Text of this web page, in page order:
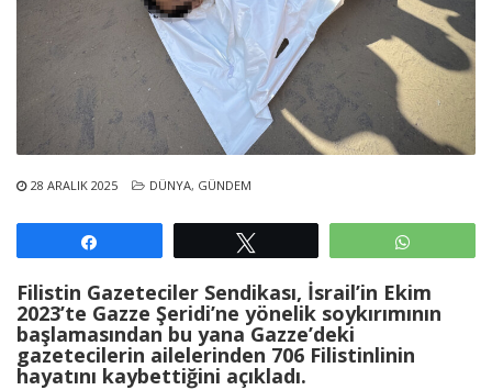
28 ARALIK 2025 DÜNYA, GÜNDEM
Filistin Gazeteciler Sendikası, İsrail’in Ekim
2023’te Gazze Şeridi’ne yönelik soykırımının
başlamasından bu yana Gazze’deki
gazetecilerin ailelerinden 706 Filistinlinin
hayatını kaybettiğini açıkladı.